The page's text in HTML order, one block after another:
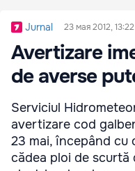
Jurnal 23 мая 2012, 13:22
Avertizare
de averse
Serviciul
avertizare cod
23 mai, începând cu
cădea ploi de scurtă